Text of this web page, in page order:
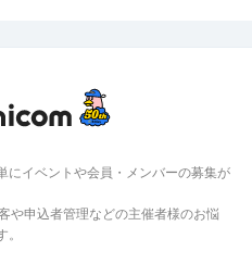
にイベントや会員・メンバーの募集が
や申込者管理などの主催者様のお悩